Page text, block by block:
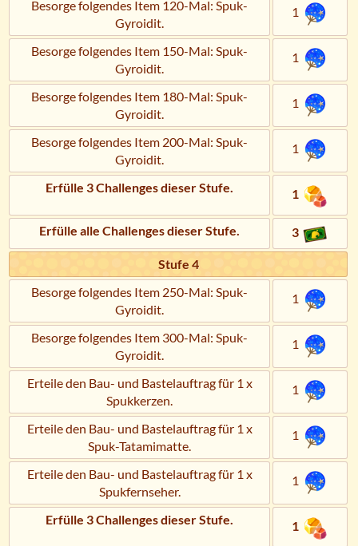
Besorge folgendes Item 120-Mal: Spuk-
Gyroidit.
1
Besorge folgendes Item 150-Mal: Spuk-
Gyroidit.
1
Besorge folgendes Item 180-Mal: Spuk-
Gyroidit.
1
Besorge folgendes Item 200-Mal: Spuk-
Gyroidit.
1
Erfülle 3 Challenges dieser Stufe. 1
Erfülle alle Challenges dieser Stufe. 3
Stufe 4
Besorge folgendes Item 250-Mal: Spuk-
Gyroidit.
1
Besorge folgendes Item 300-Mal: Spuk-
Gyroidit.
1
Erteile den Bau- und Bastelauftrag für 1 x
Spukkerzen.
1
Erteile den Bau- und Bastelauftrag für 1 x
Spuk-Tatamimatte.
1
Erteile den Bau- und Bastelauftrag für 1 x
Spukfernseher.
1
Erfülle 3 Challenges dieser Stufe. 1